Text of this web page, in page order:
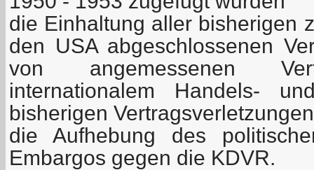
die Einhaltung aller bisherigen
den USA abgeschlossenen
von angemessenen
internationalem Handels-
bisherigen Vertragsverletzungen
die Aufhebung des
Embargos gegen die KDVR.